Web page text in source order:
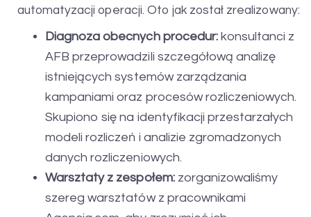
automatyzacji operacji. Oto jak został zrealizowany:
Diagnoza obecnych procedur:konsultanci z
AFB przeprowadzili szczegółową analizę
istniejących systemów zarządzania
kampaniami oraz procesów rozliczeniowych.
Skupiono się na identyfikacji przestarzałych
modeli rozliczeń i analizie zgromadzonych
danych rozliczeniowych.
Warsztaty z zespołem:zorganizowaliśmy
szereg warsztatów z pracownikami